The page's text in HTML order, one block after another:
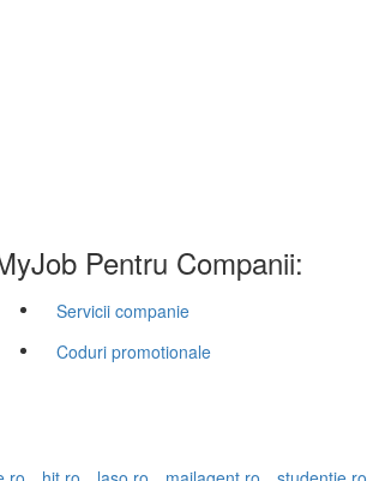
Pentru Companii:
Servicii companie
Coduri promotionale